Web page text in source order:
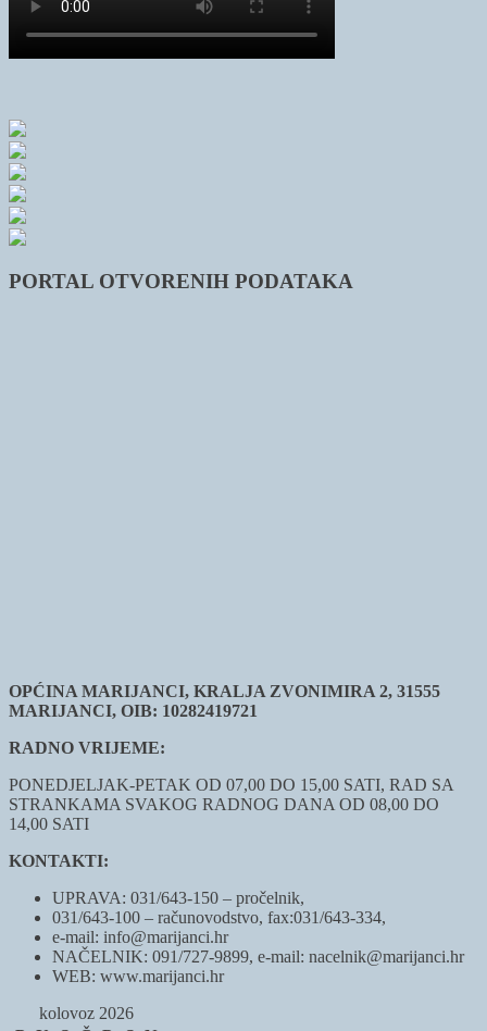
PORTAL OTVORENIH PODATAKA
OPĆINA MARIJANCI, KRALJA ZVONIMIRA 2, 31555
MARIJANCI, OIB: 10282419721
RADNO VRIJEME:
PONEDJELJAK-PETAK OD 07,00 DO 15,00 SATI, RAD SA
STRANKAMA SVAKOG RADNOG DANA OD 08,00 DO
14,00 SATI
KONTAKTI:
UPRAVA: 031/643-150 – pročelnik,
031/643-100 – računovodstvo, fax:031/643-334,
e-mail: info@marijanci.hr
NAČELNIK: 091/727-9899, e-mail: nacelnik@marijanci.hr
WEB: www.marijanci.hr
kolovoz 2026